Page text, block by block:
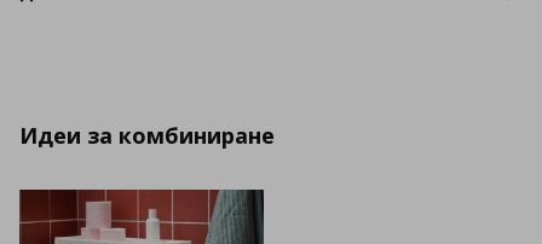
Идеи за комбиниране